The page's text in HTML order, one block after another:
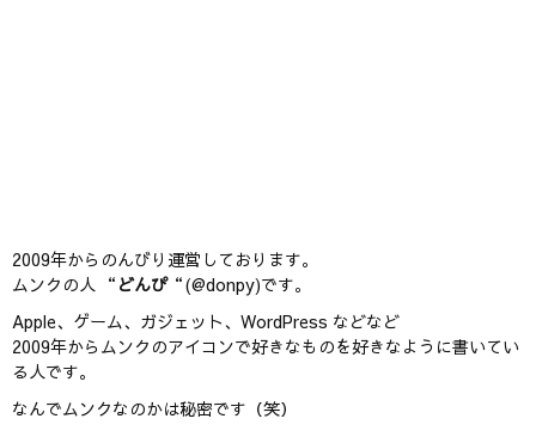
2009年からのんびり運営しております。
ムンクの人 “ どんぴ“(@donpy)です。
Apple、ゲーム、ガジェット、WordPress などなど
2009年からムンクのアイコンで好きなものを好きなように書いてい
る人です。
なんでムンクなのかは秘密です（笑）